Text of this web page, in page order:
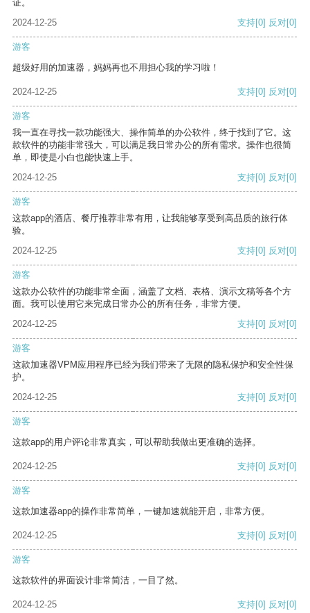
证。
2024-12-25
支持[0] 反对[0]
游客
超级好用的加速器，妈妈再也不用担心我的学习啦！
2024-12-25 支持[0] 反对[0]
游客
我一直在寻找一款功能强大、操作简单的办公软件，终于找到了它。这
款软件的功能非常强大，可以满足我日常办公的所有需求。操作也很简
单，即使是小白也能快速上手。
2024-12-25
支持[0] 反对[0]
游客
这款app的酒店、餐厅推荐非常有用，让我能够享受到高品质的旅行体
验。
2024-12-25
支持[0] 反对[0]
游客
这款办公软件的功能非常全面，涵盖了文档、表格、演示文稿等各个方
面。我可以使用它来完成日常办公的所有任务，非常方便。
2024-12-25
支持[0] 反对[0]
游客
这款加速器VPM应用程序已经为我们带来了无限的隐私保护和安全性保
护。
2024-12-25
支持[0] 反对[0]
游客
这款app的用户评论非常真实，可以帮助我做出更准确的选择。
2024-12-25 支持[0] 反对[0]
游客
这款加速器app的操作非常简单，一键加速就能开启，非常方便。
2024-12-25 支持[0] 反对[0]
游客
这款软件的界面设计非常简洁，一目了然。
2024-12-25 支持[0] 反对[0]